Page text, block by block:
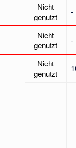
Nicht
genutzt
-
Nicht
genutzt
-
Nicht
genutzt